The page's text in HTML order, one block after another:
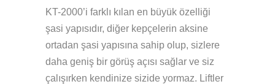
KT-2000’i farklı kılan en büyük özelliği
şasi yapısıdır, diğer kepçelerin aksine
ortadan şasi yapısına sahip olup, sizlere
daha geniş bir görüş açısı sağlar ve siz
çalışırken kendinize sizide yormaz. Liftler